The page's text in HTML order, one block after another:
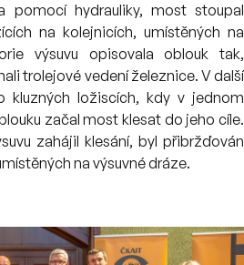
pomocí hydrauliky, most stoupal
na kolejnicích, umístěných na
výsuvu opisovala oblouk tak,
trolejové vedení železnice. V další
kluzných ložiscích, kdy v jednom
začal most klesat do jeho cíle.
zahájil klesání, byl přibržďován
na výsuvné dráze.